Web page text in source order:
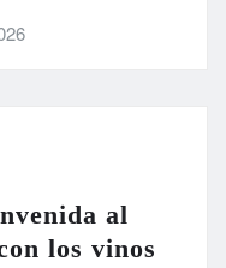
al
los vinos